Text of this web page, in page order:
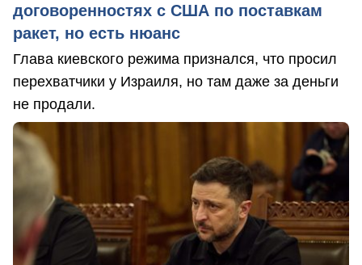
договоренностях с США по поставкам
ракет, но есть нюанс
Глава киевского режима признался, что просил
перехватчики у Израиля, но там даже за деньги
не продали.